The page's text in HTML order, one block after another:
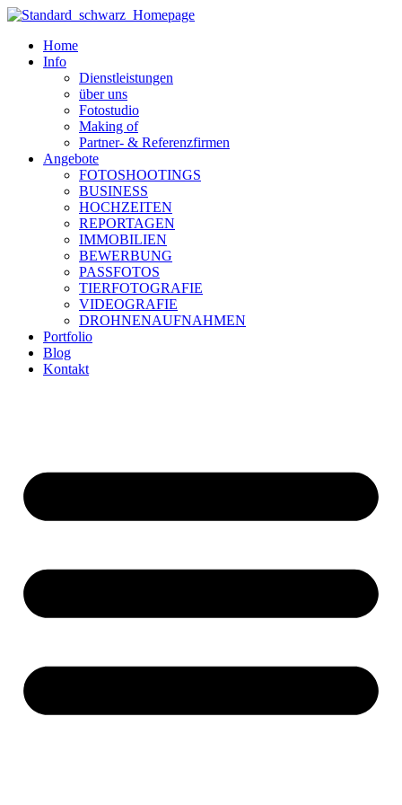
Zum
wechselnHome
Info
Dienstleistungen
über uns
Fotostudio
Making of
Partner- & Referenzfirmen
Angebote
FOTOSHOOTINGS
BUSINESS
HOCHZEITEN
REPORTAGEN
IMMOBILIEN
BEWERBUNG
PASSFOTOS
TIERFOTOGRAFIE
VIDEOGRAFIE
DROHNENAUFNAHMEN
Portfolio
Blog
Kontakt